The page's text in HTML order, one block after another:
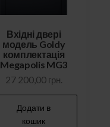
Вхідні двері
модель Goldy
комплектація
Megapolis MG3
27 200,00 грн.
Додати в
кошик